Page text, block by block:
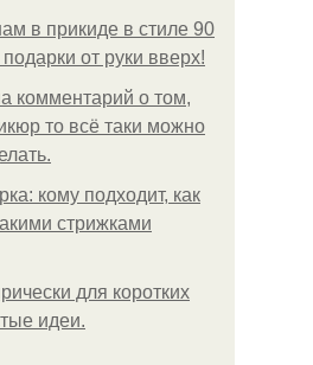
в прикиде в стиле 90
от руки вверх!
комментарий о том,
то всё таки можно
кому подходит, как
стрижками
для коротких
идеи.